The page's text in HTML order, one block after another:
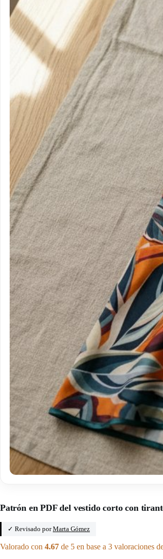
Patrón en PDF del vestido corto con
✓ Revisado porMarta Gómez
Valorado con 4.67 de 5 en base a 3 valoraciones